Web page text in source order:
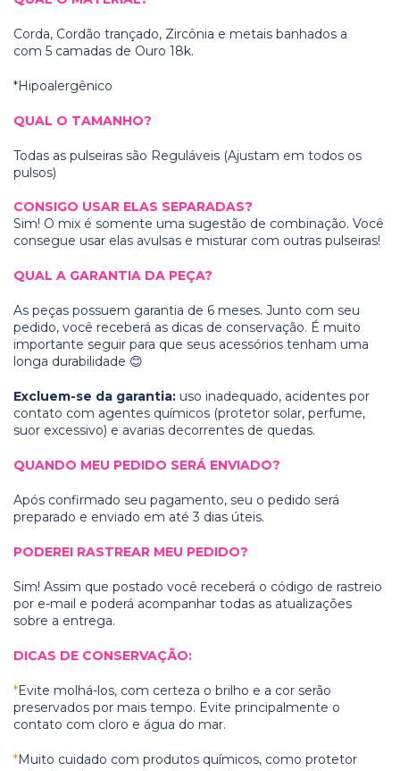
Corda, Cordão trançado, Zircônia e metais banhados a
com 5 camadas de Ouro 18k.
*Hipoalergênico
QUAL O TAMANHO?
Todas as pulseiras são Reguláveis (Ajustam em todos os
pulsos)
CONSIGO USAR ELAS SEPARADAS?
Sim! O mix é somente uma sugestão de combinação. Você
consegue usar elas avulsas e misturar com outras pulseiras!
QUAL A GARANTIA DA PEÇA?
As peças possuem garantia de 6 meses. Junto com seu
pedido, você receberá as dicas de conservação. É muito
importante seguir para que seus acessórios tenham uma
longa durabilidade 😊
Excluem-se da garantia: uso inadequado, acidentes por
contato com agentes químicos (protetor solar, perfume,
suor excessivo) e avarias decorrentes de quedas.
QUANDO MEU PEDIDO SERÁ ENVIADO?
Após confirmado seu pagamento, seu o pedido será
preparado e enviado em até 3 dias úteis.
PODEREI RASTREAR MEU PEDIDO?
Sim! Assim que postado você receberá o código de rastreio
por e-mail e poderá acompanhar todas as atualizações
sobre a entrega.
DICAS DE CONSERVAÇÃO:
*Evite molhá-los, com certeza o brilho e a cor serão
preservados por mais tempo. Evite principalmente o
contato com cloro e água do mar.
*Muito cuidado com produtos químicos, como protetor